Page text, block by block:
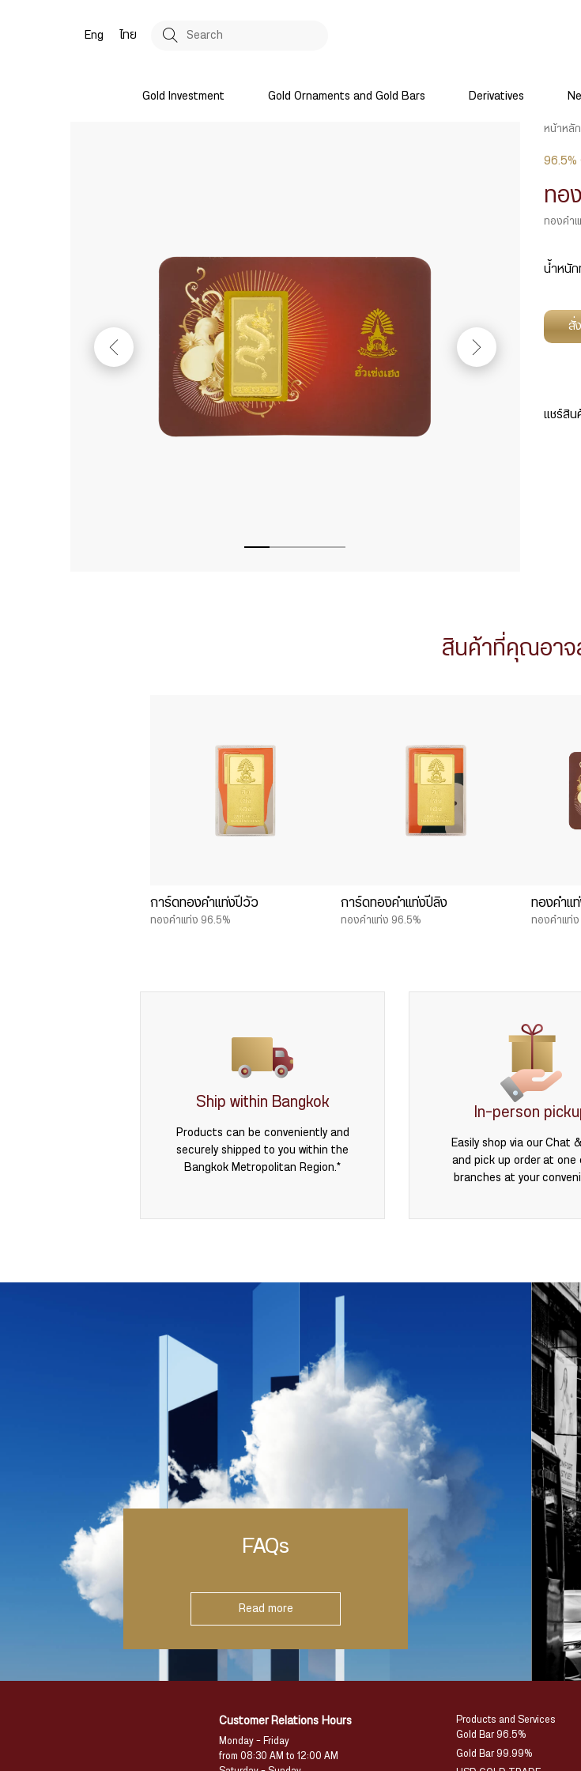
Eng ไทย
Gold Investment Gold Ornaments and Gold Bars Derivatives
หน้าหลัก
96.5%
ทอ
ทองคำ
น้ำหนัก
สั่
แชร์สิน
สินค้าที่คุณอาจ
การ์ดทองคำแท่งปีวัว
ทองคำแท่ง 96.5%
การ์ดทองคำแท่งปีลิง
ทองคำแท่ง 96.5%
ทองคำแ
ทองคำแท่ง
Ship within Bangkok
Products can be conveniently and
securely shipped to you within the
Bangkok Metropolitan Region.*
In-person
Easily shop via our Chat
and pick up order at one
branches at your
FAQs
Read more
Customer Relations Hours
Monday – Friday
from 08:30 AM to 12:00 AM
Products and Services
Gold Bar 96.5%
Gold Bar 99.99%